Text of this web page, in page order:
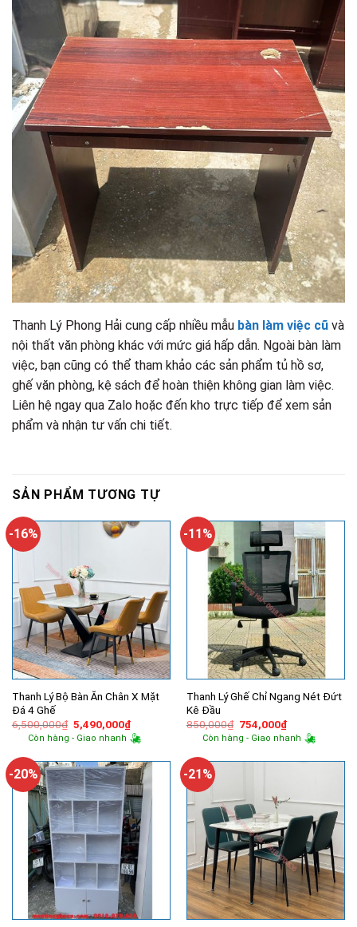
Thanh Lý Phong Hải cung cấp nhiều mẫu bàn làm việc cũ và
nội thất văn phòng khác với mức giá hấp dẫn. Ngoài bàn làm
việc, bạn cũng có thể tham khảo các sản phẩm tủ hồ sơ,
ghế văn phòng, kệ sách để hoàn thiện không gian làm việc.
Liên hệ ngay qua Zalo hoặc đến kho trực tiếp để xem sản
phẩm và nhận tư vấn chi tiết.
SẢN PHẨM TƯƠNG TỰ
-16%
Thanh Lý Bộ Bàn Ăn Chân X Mặt
Đá 4 Ghế
6,500,000₫ Giá
gốc
là:
5,490,000₫Giá
hiện
tại
5,490,000₫.
Còn hàng - Giao nhanh
-11%
Thanh Lý Ghế Chỉ Ngang Nét Đứt
Kê Đầu
850,000₫ Giá
gốc
là:
754,000₫Giá
hiện
tại
754,000₫.
Còn hàng - Giao nhanh
-20% -21%